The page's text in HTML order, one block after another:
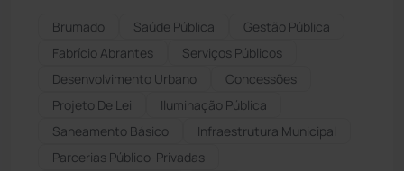
Brumado Saúde Pública
Gestão Pública
Fabrício Abrantes
Serviços Públicos
Desenvolvimento Urbano
Concessões
Projeto De Lei
Iluminação Pública
Saneamento Básico
Infraestrutura Municipal
Parcerias Público-Privadas